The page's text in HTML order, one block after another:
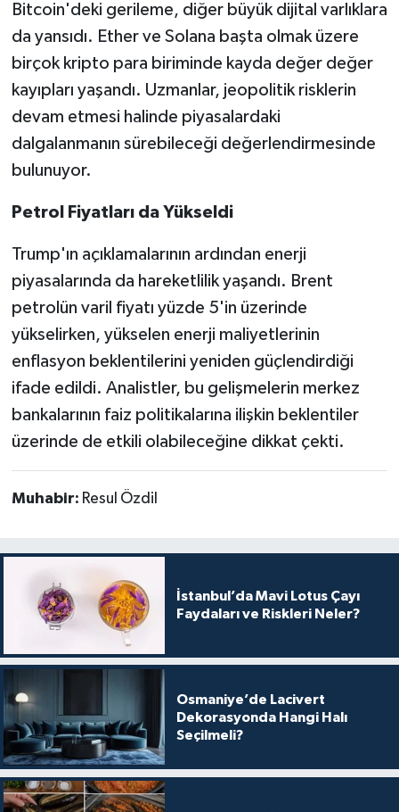
Bitcoin'deki gerileme, diğer büyük dijital varlıklara
da yansıdı. Ether ve Solana başta olmak üzere
birçok kripto para biriminde kayda değer değer
kayıpları yaşandı. Uzmanlar, jeopolitik risklerin
devam etmesi halinde piyasalardaki
dalgalanmanın sürebileceği değerlendirmesinde
bulunuyor.
Petrol Fiyatları da Yükseldi
Trump'ın açıklamalarının ardından enerji
piyasalarında da hareketlilik yaşandı. Brent
petrolün varil fiyatı yüzde 5'in üzerinde
yükselirken, yükselen enerji maliyetlerinin
enflasyon beklentilerini yeniden güçlendirdiği
ifade edildi. Analistler, bu gelişmelerin merkez
bankalarının faiz politikalarına ilişkin beklentiler
üzerinde de etkili olabileceğine dikkat çekti.
Muhabir: Resul Özdil
İstanbul’da Mavi Lotus Çayı
Faydaları ve Riskleri Neler?
Osmaniye’de Lacivert
Dekorasyonda Hangi Halı
Seçilmeli?